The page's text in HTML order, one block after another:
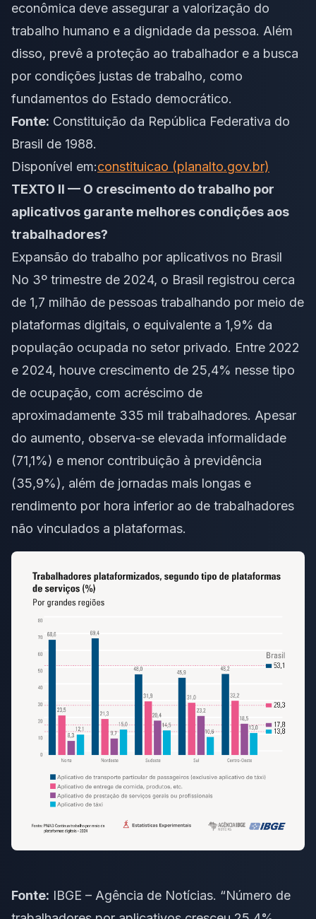
econômica deve assegurar a valorização do
trabalho humano e a dignidade da pessoa. Além
disso, prevê a proteção ao trabalhador e a busca
por condições justas de trabalho, como
fundamentos do Estado democrático.
Fonte: Constituição da República Federativa do
Brasil de 1988.
Disponível em:constituicao (planalto.gov.br)
TEXTO II — O crescimento do trabalho por
aplicativos garante melhores condições aos
trabalhadores?
Expansão do trabalho por aplicativos no Brasil
No 3º trimestre de 2024, o Brasil registrou cerca
de 1,7 milhão de pessoas trabalhando por meio de
plataformas digitais, o equivalente a 1,9% da
população ocupada no setor privado. Entre 2022
e 2024, houve crescimento de 25,4% nesse tipo
de ocupação, com acréscimo de
aproximadamente 335 mil trabalhadores. Apesar
do aumento, observa-se elevada informalidade
(71,1%) e menor contribuição à previdência
(35,9%), além de jornadas mais longas e
rendimento por hora inferior ao de trabalhadores
não vinculados a plataformas.
Fonte: IBGE – Agência de Notícias. “Número de